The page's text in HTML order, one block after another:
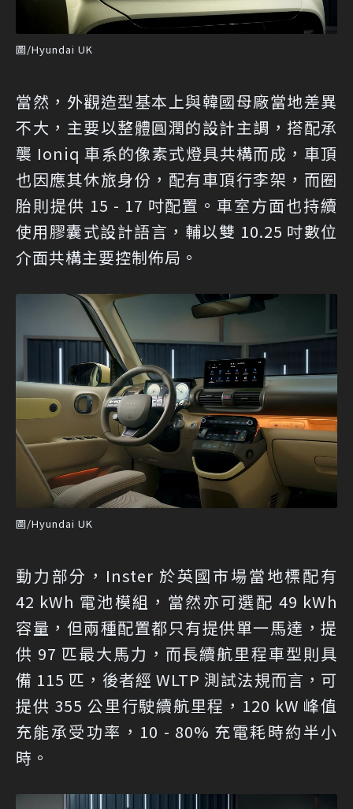
圖/Hyundai UK
當然，外觀造型基本上與韓國母廠當地差異
不大，主要以整體圓潤的設計主調，搭配承
襲 Ioniq 車系的像素式燈具共構而成，車頂
也因應其休旅身份，配有車頂行李架，而圈
胎則提供 15 - 17 吋配置。車室方面也持續
使用膠囊式設計語言，輔以雙 10.25 吋數位
介面共構主要控制佈局。
圖/Hyundai UK
動力部分，Inster 於英國市場當地標配有
42 kWh 電池模組，當然亦可選配 49 kWh
容量，但兩種配置都只有提供單一馬達，提
供 97 匹最大馬力，而長續航里程車型則具
備 115 匹，後者經 WLTP 測試法規而言，可
提供 355 公里行駛續航里程，120 kW 峰值
充能承受功率，10 - 80% 充電耗時約半小
時。